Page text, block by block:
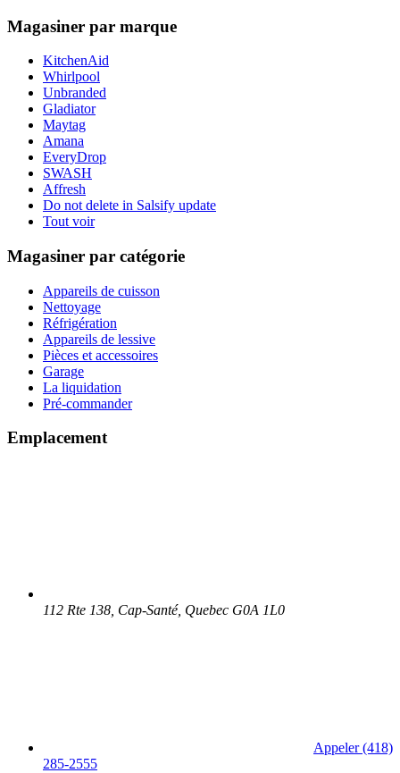
Magasiner par marque
KitchenAid
Whirlpool
Unbranded
Gladiator
Maytag
Amana
EveryDrop
SWASH
Affresh
Do not delete in Salsify update
Tout voir
Magasiner par catégorie
Appareils de cuisson
Nettoyage
Réfrigération
Appareils de lessive
Pièces et accessoires
Garage
La liquidation
Pré-commander
Emplacement
112 Rte 138, Cap-Santé, Quebec G0A 1L0
Appeler (418)
285-2555